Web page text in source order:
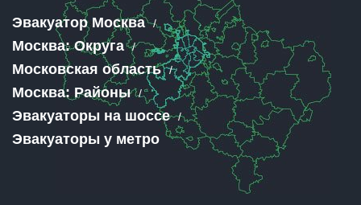
Эвакуатор Москва
Москва: Округа
Московская область
Москва: Районы
Эвакуаторы на шоссе
Эвакуаторы у метро